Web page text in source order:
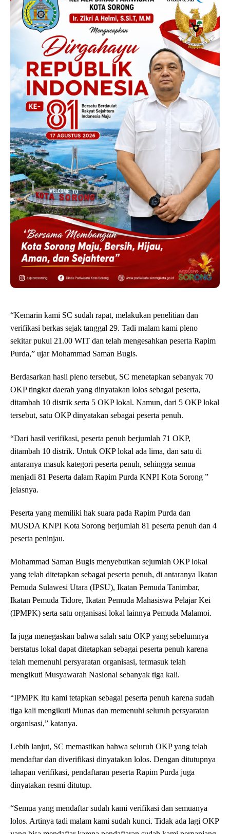
“Kemarin kami SC sudah rapat, melakukan penelitian dan
verifikasi berkas sejak tanggal 29. Tadi malam kami pleno
sekitar pukul 21.00 WIT dan telah mengesahkan peserta Rapim
Purda,” ujar Mohammad Saman Bugis.
Berdasarkan hasil pleno tersebut, SC menetapkan sebanyak 70
OKP tingkat daerah yang dinyatakan lolos sebagai peserta,
ditambah 10 distrik serta 5 OKP lokal. Namun, dari 5 OKP lokal
tersebut, satu OKP dinyatakan sebagai peserta penuh.
“Dari hasil verifikasi, peserta penuh berjumlah 71 OKP,
ditambah 10 distrik. Untuk OKP lokal ada lima, dan satu di
antaranya masuk kategori peserta penuh, sehingga semua
menjadi 81 Peserta dalam Rapim Purda KNPI Kota Sorong ”
jelasnya.
Peserta yang memiliki hak suara pada Rapim Purda dan
MUSDA KNPI Kota Sorong berjumlah 81 peserta penuh dan 4
peserta peninjau.
Mohammad Saman Bugis menyebutkan sejumlah OKP lokal
yang telah ditetapkan sebagai peserta penuh, di antaranya Ikatan
Pemuda Sulawesi Utara (IPSU), Ikatan Pemuda Tanimbar,
Ikatan Pemuda Tidore, Ikatan Pemuda Mahasiswa Pelajar Kei
(IPMPK) serta satu organisasi lokal lainnya Pemuda Malamoi.
Ia juga menegaskan bahwa salah satu OKP yang sebelumnya
berstatus lokal dapat ditetapkan sebagai peserta penuh karena
telah memenuhi persyaratan organisasi, termasuk telah
mengikuti Musyawarah Nasional sebanyak tiga kali.
“IPMPK itu kami tetapkan sebagai peserta penuh karena sudah
tiga kali mengikuti Munas dan memenuhi seluruh persyaratan
organisasi,” katanya.
Lebih lanjut, SC memastikan bahwa seluruh OKP yang telah
mendaftar dan diverifikasi dinyatakan lolos. Dengan ditutupnya
tahapan verifikasi, pendaftaran peserta Rapim Purda juga
dinyatakan resmi ditutup.
“Semua yang mendaftar sudah kami verifikasi dan semuanya
lolos. Artinya tadi malam kami sudah kunci. Tidak ada lagi OKP